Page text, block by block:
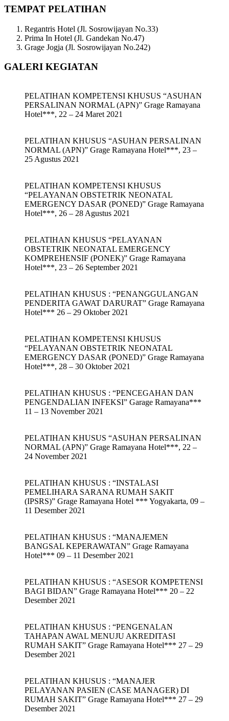
TEMPAT PELATIHAN
Regantris Hotel (Jl. Sosrowijayan No.33)
Prima In Hotel (Jl. Gandekan No.47)
Grage Jogja (Jl. Sosrowijayan No.242)
GALERI KEGIATAN
PELATIHAN KOMPETENSI KHUSUS “ASUHAN
PERSALINAN NORMAL (APN)” Grage Ramayana
Hotel***, 22 – 24 Maret 2021
PELATIHAN KHUSUS “ASUHAN PERSALINAN
NORMAL (APN)” Grage Ramayana Hotel***, 23 –
25 Agustus 2021
PELATIHAN KOMPETENSI KHUSUS
“PELAYANAN OBSTETRIK NEONATAL
EMERGENCY DASAR (PONED)” Grage Ramayana
Hotel***, 26 – 28 Agustus 2021
PELATIHAN KHUSUS “PELAYANAN
OBSTETRIK NEONATAL EMERGENCY
KOMPREHENSIF (PONEK)” Grage Ramayana
Hotel***, 23 – 26 September 2021
PELATIHAN KHUSUS : “PENANGGULANGAN
PENDERITA GAWAT DARURAT” Grage Ramayana
Hotel*** 26 – 29 Oktober 2021
PELATIHAN KOMPETENSI KHUSUS
“PELAYANAN OBSTETRIK NEONATAL
EMERGENCY DASAR (PONED)” Grage Ramayana
Hotel***, 28 – 30 Oktober 2021
PELATIHAN KHUSUS : “PENCEGAHAN DAN
PENGENDALIAN INFEKSI” Garage Ramayana***
11 – 13 November 2021
PELATIHAN KHUSUS “ASUHAN PERSALINAN
NORMAL (APN)” Grage Ramayana Hotel***, 22 –
24 November 2021
PELATIHAN KHUSUS : “INSTALASI
PEMELIHARA SARANA RUMAH SAKIT
(IPSRS)” Grage Ramayana Hotel *** Yogyakarta, 09 –
11 Desember 2021
PELATIHAN KHUSUS : “MANAJEMEN
BANGSAL KEPERAWATAN” Grage Ramayana
Hotel*** 09 – 11 Desember 2021
PELATIHAN KHUSUS : “ASESOR KOMPETENSI
BAGI BIDAN” Grage Ramayana Hotel*** 20 – 22
Desember 2021
PELATIHAN KHUSUS : “PENGENALAN
TAHAPAN AWAL MENUJU AKREDITASI
RUMAH SAKIT” Grage Ramayana Hotel*** 27 – 29
Desember 2021
PELATIHAN KHUSUS : “MANAJER
PELAYANAN PASIEN (CASE MANAGER) DI
RUMAH SAKIT” Grage Ramayana Hotel*** 27 – 29
Desember 2021